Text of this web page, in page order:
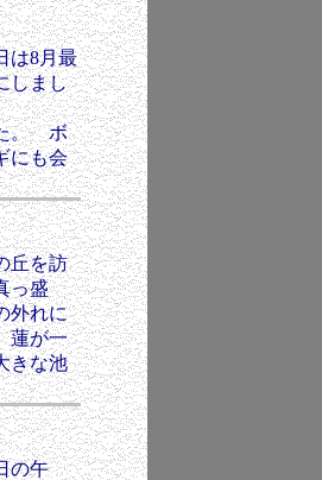
は8月最
しまし
。 ボ
にも会
丘を訪
っ盛
外れに
蓮が一
きな池
の午